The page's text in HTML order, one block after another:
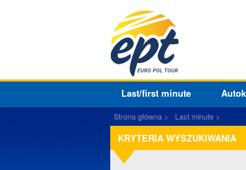
Last/first minute
Strona główna Last minute
KRYTERIA WYSZUKIWANIA